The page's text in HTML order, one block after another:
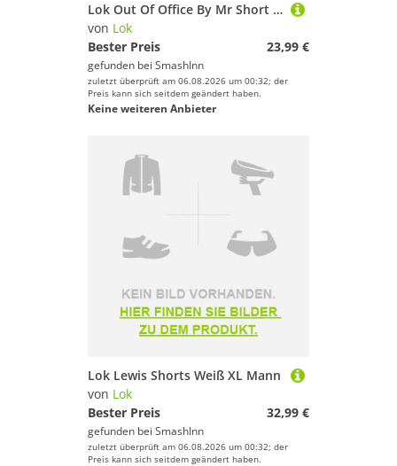
Lok Out Of Office By Mr Short Sleeve T-shirt Schwarz L Frau
von Lok
Bester Preis
23,99 €
gefunden bei SmashInn
zuletzt überprüft am 06.08.2026 um 00:32; der
Preis kann sich seitdem geändert haben.
Keine weiteren Anbieter
Lok Lewis Shorts Weiß XL Mann
von Lok
Bester Preis
32,99 €
gefunden bei SmashInn
zuletzt überprüft am 06.08.2026 um 00:32; der
Preis kann sich seitdem geändert haben.